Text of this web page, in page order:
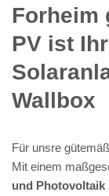
PV️ ist
Wallbox
Für unsre
Mit einem
und Photovoltaik